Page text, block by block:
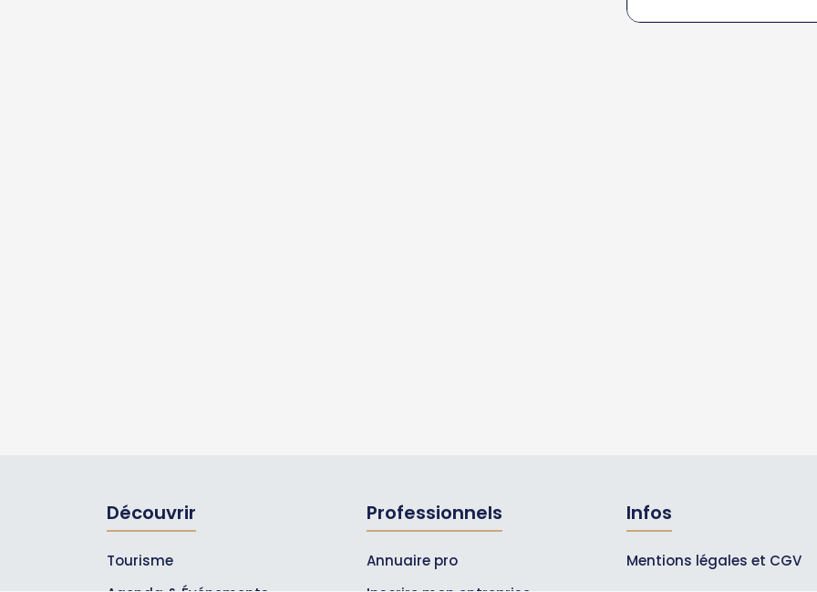
Découvrir
Tourisme
Professionnels
Annuaire pro
Infos
Mentions légales et CGV